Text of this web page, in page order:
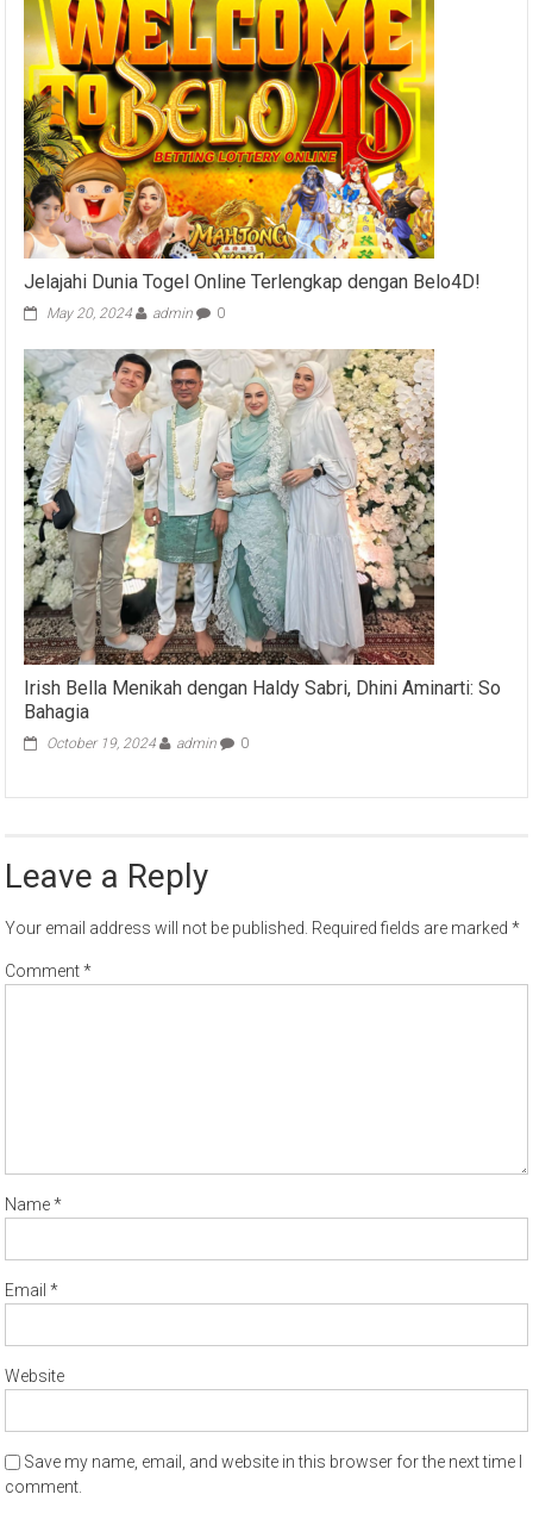
Jelajahi Dunia Togel Online Terlengkap dengan Belo4D!
May 20, 2024 admin 0
Irish Bella Menikah dengan Haldy Sabri, Dhini Aminarti: So
Bahagia
October 19, 2024 admin 0
Leave a Reply
Your email address will not be published. Required fields are marked*
Comment*
Name*
Email*
Website
Save my name, email, and website in this browser for the next time I
comment.